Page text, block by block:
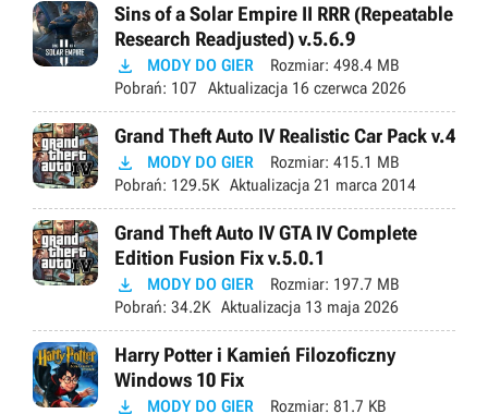
Sins of a Solar Empire II RRR (Repeatable
Research Readjusted) v.5.6.9
 MODY DO GIER Rozmiar: 498.4 MB
Pobrań: 107 Aktualizacja 16 czerwca 2026
Grand Theft Auto IV Realistic Car Pack v.4
 MODY DO GIER Rozmiar: 415.1 MB
Pobrań: 129.5K Aktualizacja 21 marca 2014
Grand Theft Auto IV GTA IV Complete
Edition Fusion Fix v.5.0.1
 MODY DO GIER Rozmiar: 197.7 MB
Pobrań: 34.2K Aktualizacja 13 maja 2026
Harry Potter i Kamień Filozoficzny
Windows 10 Fix
 MODY DO GIER Rozmiar: 81.7 KB